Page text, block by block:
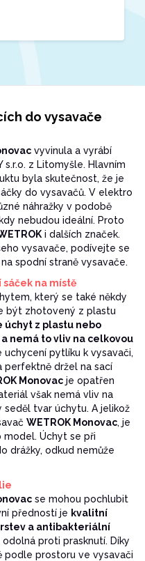
do vysavače
vyvinula a vyrábí
s.r.o. z Litomyšle. Hlavním
byla skutečnost, že je
do vysavačů. V elektro
náhražky v podobě
nebudou ideální. Proto
i dalších značek.
vysavače, podívejte se
spodní straně vysavače.
na místě
který se také někdy
být zhotovený z plastu
úchyt z plastu nebo
nemá to vliv na celkovou
uchycení pytlíku k vysavači,
perfektně držel na sací
Monovac je opatřen
však nemá vliv na
tvar úchytu. A jelikož
WETROK Monovac, je
Úchyt se při
drážky, odkud nemůže
se mohou pochlubit
předností je kvalitní
a antibakteriální
odolná proti prasknutí. Díky
podle prostoru ve vysavači